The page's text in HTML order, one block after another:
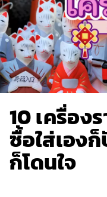
10 เครื่อง
ซื้อใส่เอง
ก็โดนใจ